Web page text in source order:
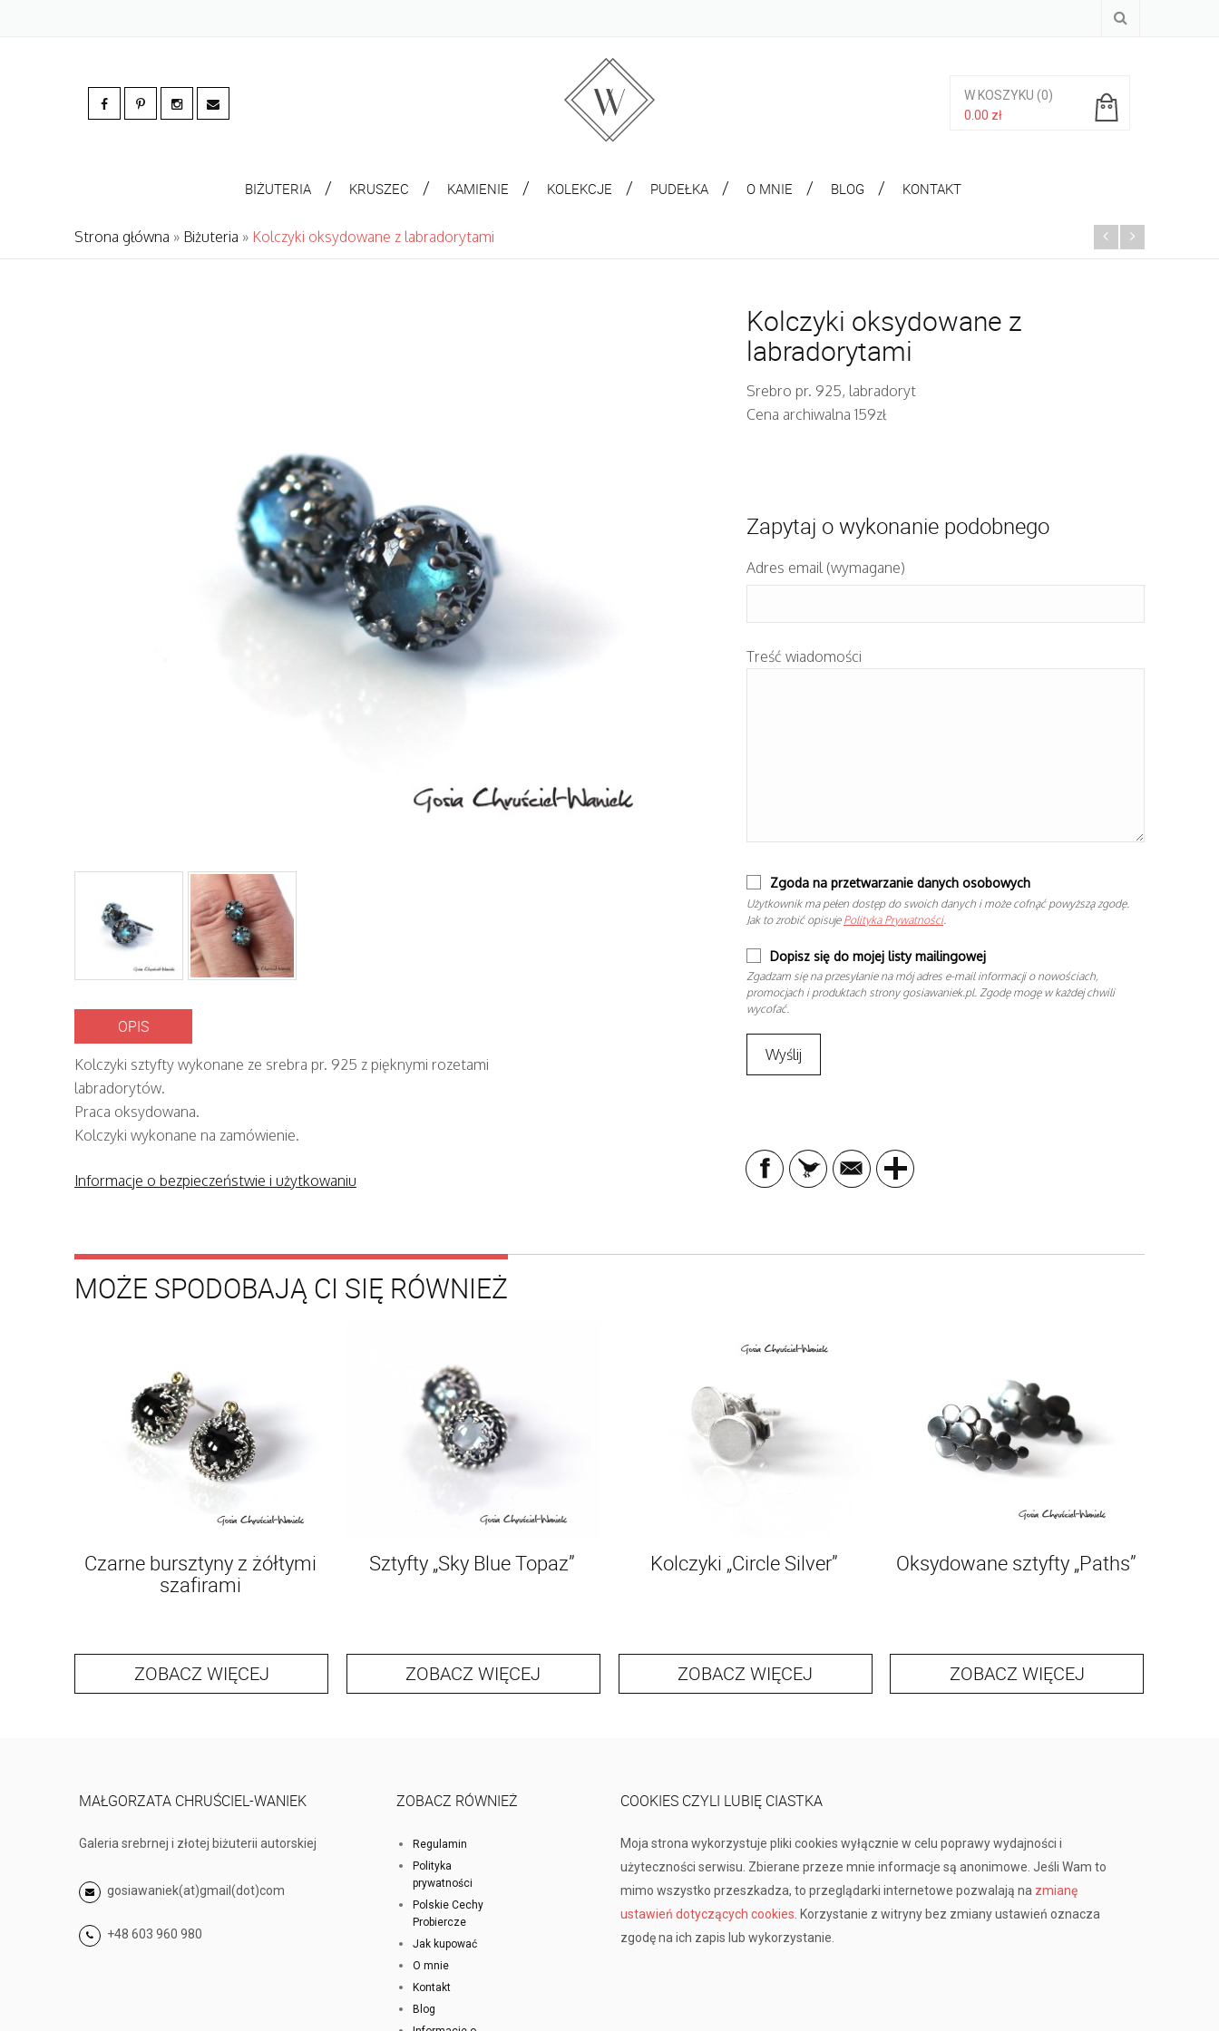
W KOSZYKU (0)
0.00 zł
BIŻUTERIA KRUSZEC KAMIENIE KOLEKCJE PUDEŁKA O MNIE BLOG KONTAKT
Strona główna » Biżuteria » Kolczyki oksydowane z labradorytami
OPIS
Kolczyki sztyfty wykonane ze srebra pr. 925 z pięknymi rozetami
labradorytów.
Praca oksydowana.
Kolczyki wykonane na zamówienie.
Informacje o bezpieczeństwie i użytkowaniu
Kolczyki oksydowane z
labradorytami
Srebro pr. 925, labradoryt
Cena archiwalna 159zł
Zapytaj o wykonanie podobnego
Adres email (wymagane)
Treść wiadomości
Zgoda na przetwarzanie danych osobowych
Użytkownik ma pełen dostęp do swoich danych i może cofnąć powyższą zgodę.
Jak to zrobić opisuje Polityka Prywatności.
Dopisz się do mojej listy mailingowej
Zgadzam się na przesyłanie na mój adres e-mail informacji o nowościach,
promocjach i produktach strony gosiawaniek.pl. Zgodę mogę w każdej chwili
wycofać.
MOŻE SPODOBAJĄ CI SIĘ RÓWNIEŻ
Czarne bursztyny z żółtymi
szafirami
ZOBACZ WIĘCEJ
Sztyfty „Sky Blue Topaz”
ZOBACZ WIĘCEJ
Kolczyki „Circle Silver”
ZOBACZ WIĘCEJ
Oksydowane sztyfty „Paths”
ZOBACZ WIĘCEJ
MAŁGORZATA CHRUŚCIEL-WANIEK
Galeria srebrnej i złotej biżuterii autorskiej
gosiawaniek(at)gmail(dot)com
+48 603 960 980
ZOBACZ RÓWNIEŻ
Regulamin
Polityka
prywatności
Polskie Cechy
Probiercze
Jak kupować
O mnie
Kontakt
Blog
COOKIES CZYLI LUBIĘ CIASTKA
Moja strona wykorzystuje pliki cookies wyłącznie w celu poprawy wydajności i
użyteczności serwisu. Zbierane przeze mnie informacje są anonimowe. Jeśli Wam to
mimo wszystko przeszkadza, to przeglądarki internetowe pozwalają na zmianę
ustawień dotyczących cookies . Korzystanie z witryny bez zmiany ustawień oznacza
zgodę na ich zapis lub wykorzystanie.